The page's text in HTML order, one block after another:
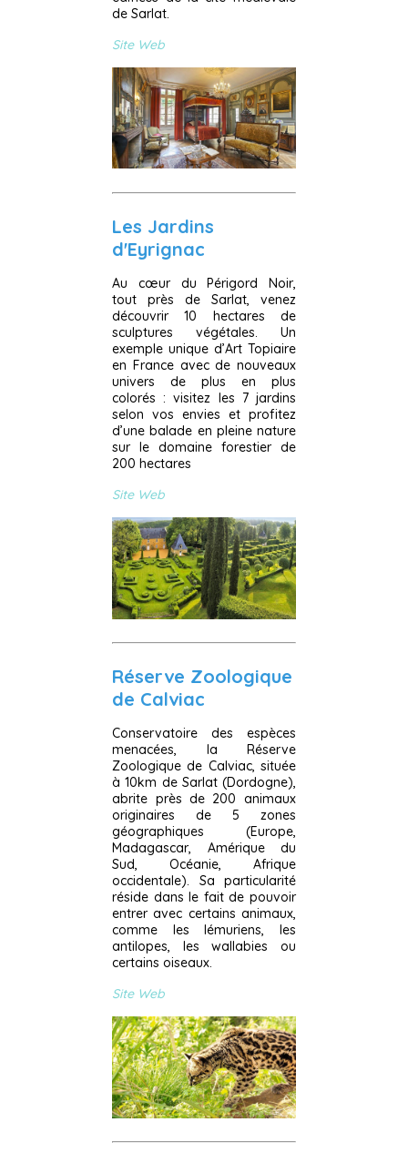
de Sarlat.
Site Web
Les Jardins
d'Eyrignac
Au cœur du Périgord Noir,
tout près de Sarlat, venez
découvrir 10 hectares de
sculptures végétales. Un
exemple unique d’Art Topiaire
en France avec de nouveaux
univers de plus en plus
colorés : visitez les 7 jardins
selon vos envies et profitez
d’une balade en pleine nature
sur le domaine forestier de
200 hectares
Site Web
Réserve Zoologique
de Calviac
Conservatoire des espèces
menacées, la Réserve
Zoologique de Calviac, située
à 10km de Sarlat (Dordogne),
abrite près de 200 animaux
originaires de 5 zones
géographiques (Europe,
Madagascar, Amérique du
Sud, Océanie, Afrique
occidentale). Sa particularité
réside dans le fait de pouvoir
entrer avec certains animaux,
comme les lémuriens, les
antilopes, les wallabies ou
certains oiseaux.
Site Web